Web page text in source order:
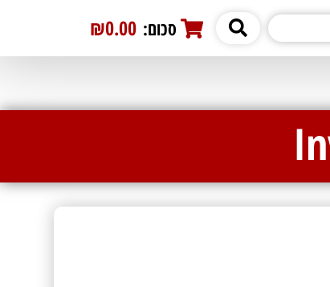
סכום: 0
₪0.00